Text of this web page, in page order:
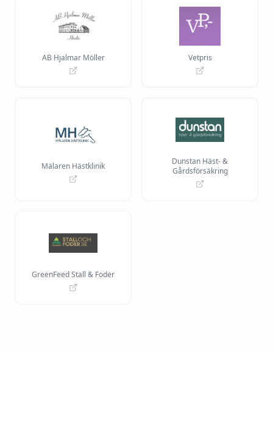
AB Hjalmar Möller Vetpris
Mälaren Hästklinik
Dunstan Häst- &
Gårdsförsäkring
GreenFeed Stall & Foder